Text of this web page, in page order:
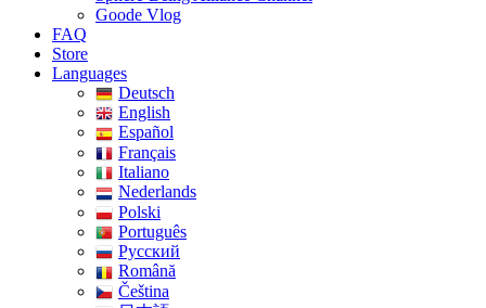
Goode Vlog
FAQ
Store
Languages
Deutsch
English
Español
Français
Italiano
Nederlands
Polski
Português
Pусский
Română
Čeština